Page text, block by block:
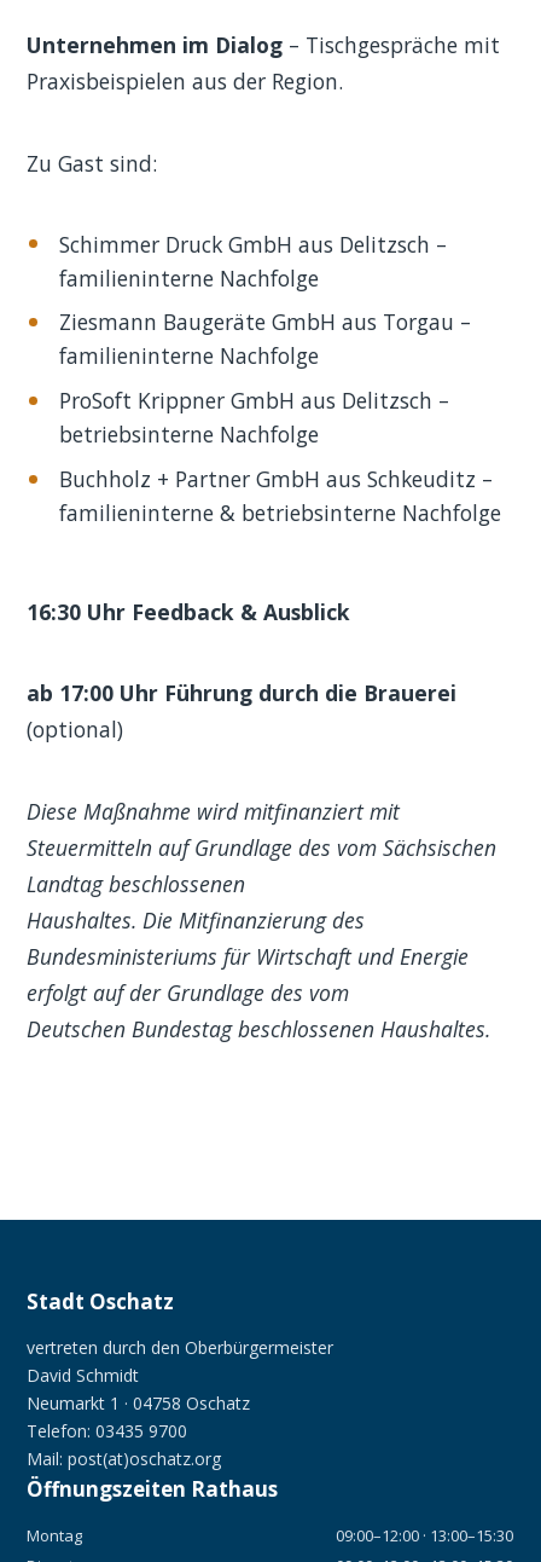
Unternehmen im Dialog – Tischgespräche mit
Praxisbeispielen aus der Region.
Zu Gast sind:
Schimmer Druck GmbH aus Delitzsch –
familieninterne Nachfolge
Ziesmann Baugeräte GmbH aus Torgau –
familieninterne Nachfolge
ProSoft Krippner GmbH aus Delitzsch –
betriebsinterne Nachfolge
Buchholz + Partner GmbH aus Schkeuditz –
familieninterne & betriebsinterne Nachfolge
16:30 Uhr Feedback & Ausblick
ab 17:00 Uhr Führung durch die Brauerei
(optional)
Diese Maßnahme wird mitfinanziert mit
Steuermitteln auf Grundlage des vom Sächsischen
Landtag beschlossenen
Haushaltes. Die Mitfinanzierung des
Bundesministeriums für Wirtschaft und Energie
erfolgt auf der Grundlage des vom
Deutschen Bundestag beschlossenen Haushaltes.
Stadt Oschatz
vertreten durch den Oberbürgermeister
David Schmidt
Neumarkt 1 · 04758 Oschatz
Telefon: 03435 9700
Mail: post(at)oschatz.org
Öffnungszeiten Rathaus
Montag
09:00–12:00 · 13:00–15:30